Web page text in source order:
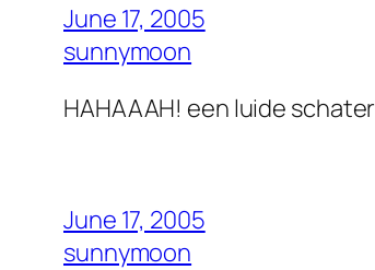
June 17, 2005
sunnymoon
HAHAAAH! een luide
June 17, 2005
sunnymoon